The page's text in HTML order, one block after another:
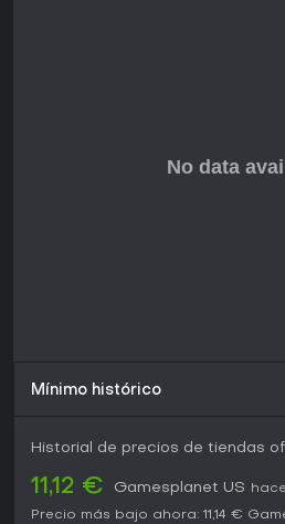
Mínimo histórico
Historial de precios de tiendas
11,12 € Gamesplanet US
Precio más bajo ahora: 11,14 €